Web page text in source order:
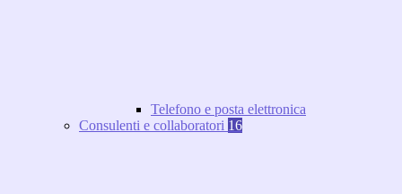
Telefono e posta elettronica
Consulenti e collaboratori 16